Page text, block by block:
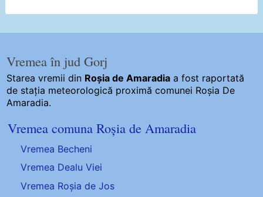
Vremea în jud Gorj
Starea vremii din Roșia de Amaradia a fost raportată
de stația meteorologică proximă comunei Roșia De
Amaradia.
Vremea comuna Roșia de Amaradia
Vremea Becheni
Vremea Dealu Viei
Vremea Roșia de Jos